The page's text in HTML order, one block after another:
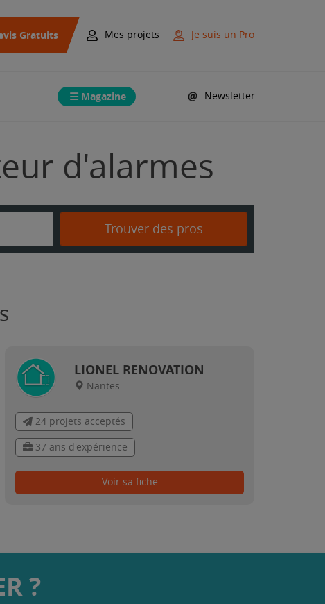
Gratuits Mes projets Je suis un Pro
Magazine Newsletter
d'alarmes
Trouver des pros
LIONEL RENOVATION
Nantes
24 projets acceptés
37 ans d'expérience
Voir sa fiche
?